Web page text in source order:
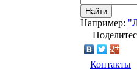
Найти
Например:
Контакты